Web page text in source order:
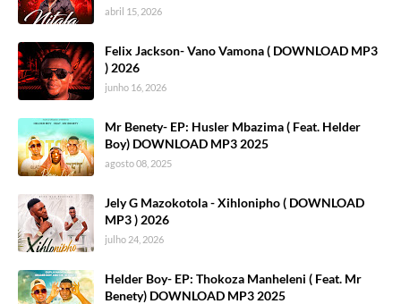
abril 15, 2026
Felix Jackson- Vano Vamona ( DOWNLOAD MP3
) 2026
junho 16, 2026
Mr Benety- EP: Husler Mbazima ( Feat. Helder
Boy) DOWNLOAD MP3 2025
agosto 08, 2025
Jely G Mazokotola - Xihlonipho ( DOWNLOAD
MP3 ) 2026
julho 24, 2026
Helder Boy- EP: Thokoza Manheleni ( Feat. Mr
Benety) DOWNLOAD MP3 2025